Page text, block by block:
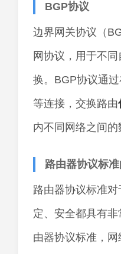
BGP协议
边界网关协议（
网协议，用于不同
换。BGP协议通
等连接，交换路由
内不同网络之间的
路由器协议标准
路由器协议标准
定、安全都具有
由器协议标准，网